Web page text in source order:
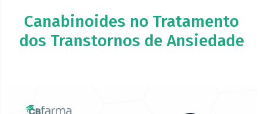
Canabinoides no Tratamento
dos Transtornos de Ansiedade